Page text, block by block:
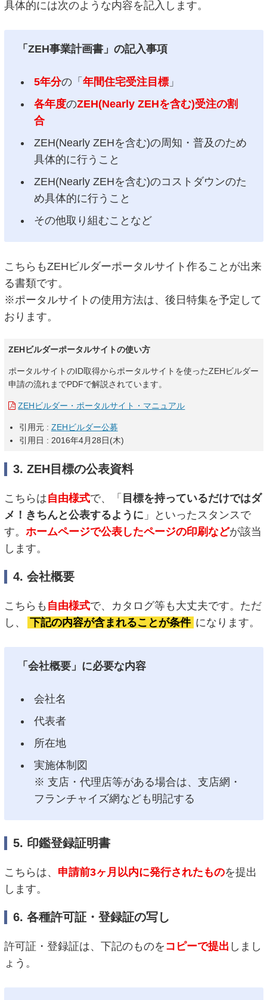
具体的には次のような内容を記入します。
「ZEH事業計画書」の記入事項
5年分の「 年間住宅受注目標」
各年度のZEH(Nearly ZEHを含む)受注の割
合
ZEH(Nearly ZEHを含む)の周知・普及のため
具体的に行うこと
ZEH(Nearly ZEHを含む)のコストダウンのた
め具体的に行うこと
その他取り組むことなど
こちらもZEHビルダーポータルサイト作ることが出来
る書類です。
※ポータルサイトの使用方法は、後日特集を予定して
おります。
ZEHビルダーポータルサイトの使い方
ポータルサイトのID取得からポータルサイトを使ったZEHビルダー
申請の流れまでPDFで解説されています。
ZEHビルダー・ポータルサイト・マニュアル
引用元 : ZEHビルダー公募
引用日 : 2016年4月28日(木)
3. ZEH目標の公表資料
こちらは自由様式で、「 目標を持っているだけではダ
メ！きちんと公表するように 」といったスタンスで
す。 ホームページで公表したページの印刷などが該当
します。
4. 会社概要
こちらも 自由様式で、カタログ等も大丈夫です。ただ
し、
下記の内容が含まれることが条件 になります。
「会社概要」に必要な内容
会社名
代表者
所在地
実施体制図
※ 支店・代理店等がある場合は、支店網・
フランチャイズ網なども明記する
5. 印鑑登録証明書
こちらは、 申請前3ヶ月以内に発行されたものを提出
します。
6. 各種許可証・登録証の写し
許可証・登録証は、下記のものを コピーで提出 しまし
ょう。